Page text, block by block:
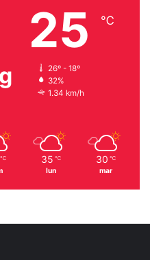
25 ℃
26º - 18º
32%
1.34 km/h
℃ 35 ℃
lun
30 ℃
mar